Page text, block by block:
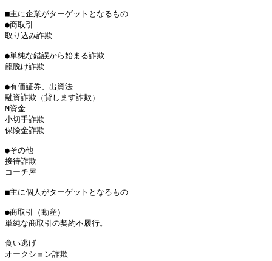
■主に企業がターゲットとなるもの
●商取引
取り込み詐欺
●単純な錯誤から始まる詐欺
籠脱け詐欺
●有価証券、出資法
融資詐欺（貸します詐欺）
M資金
小切手詐欺
保険金詐欺
●その他
接待詐欺
コーチ屋
■主に個人がターゲットとなるもの
●商取引（動産）
単純な商取引の契約不履行。
食い逃げ
オークション詐欺